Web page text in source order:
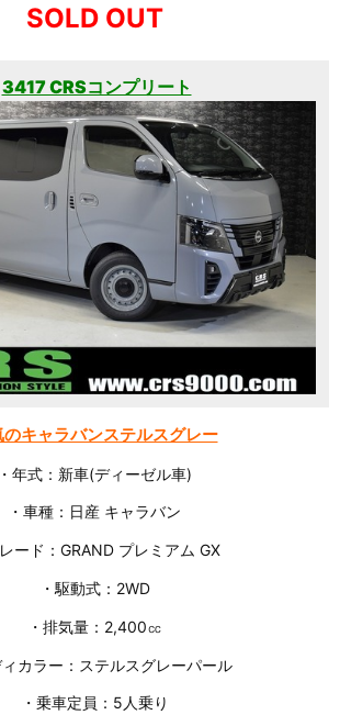
SOLD OUT
3417 CRSコンプリート
のキャラバンステルスグレー
・年式：新車(ディーゼル車)
・車種：日産 キャラバン
レード：GRAND プレミアム GX
・駆動式：2WD
・排気量：2,400㏄
ィカラー：ステルスグレーパール
・乗車定員：5人乗り